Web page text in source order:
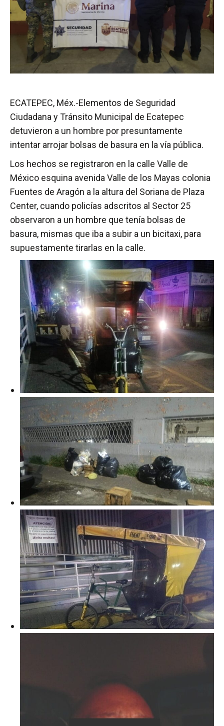
ECATEPEC, Méx.-Elementos de Seguridad
Ciudadana y Tránsito Municipal de Ecatepec
detuvieron a un hombre por presuntamente
intentar arrojar bolsas de basura en la vía pública.
Los hechos se registraron en la calle Valle de
México esquina avenida Valle de los Mayas colonia
Fuentes de Aragón a la altura del Soriana de Plaza
Center, cuando policías adscritos al Sector 25
observaron a un hombre que tenía bolsas de
basura, mismas que iba a subir a un bicitaxi, para
supuestamente tirarlas en la calle.